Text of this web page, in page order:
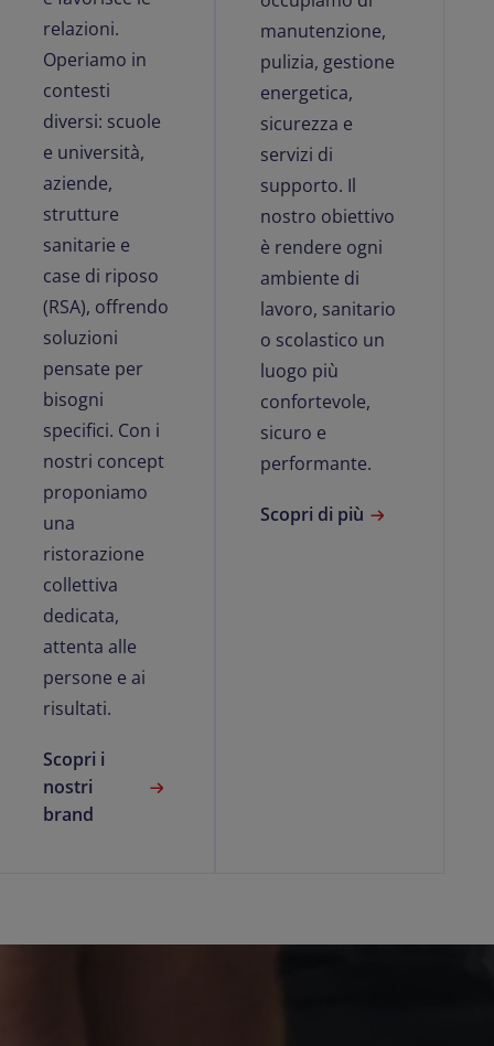
relazioni.
Operiamo in
contesti
diversi: scuole
e università,
aziende,
strutture
sanitarie e
case di riposo
(RSA), offrendo
soluzioni
pensate per
bisogni
specifici. Con i
nostri concept
proponiamo
una
ristorazione
collettiva
dedicata,
attenta alle
persone e ai
risultati.
Scopri i
nostri
brand
manutenzione,
pulizia, gestione
energetica,
sicurezza e
servizi di
supporto. Il
nostro obiettivo
è rendere ogni
ambiente di
lavoro, sanitario
o scolastico un
luogo più
confortevole,
sicuro e
performante.
Scopri di più